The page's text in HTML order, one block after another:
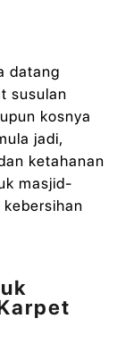
datang
susulan
kosnya
jadi,
ketahanan
masjid-